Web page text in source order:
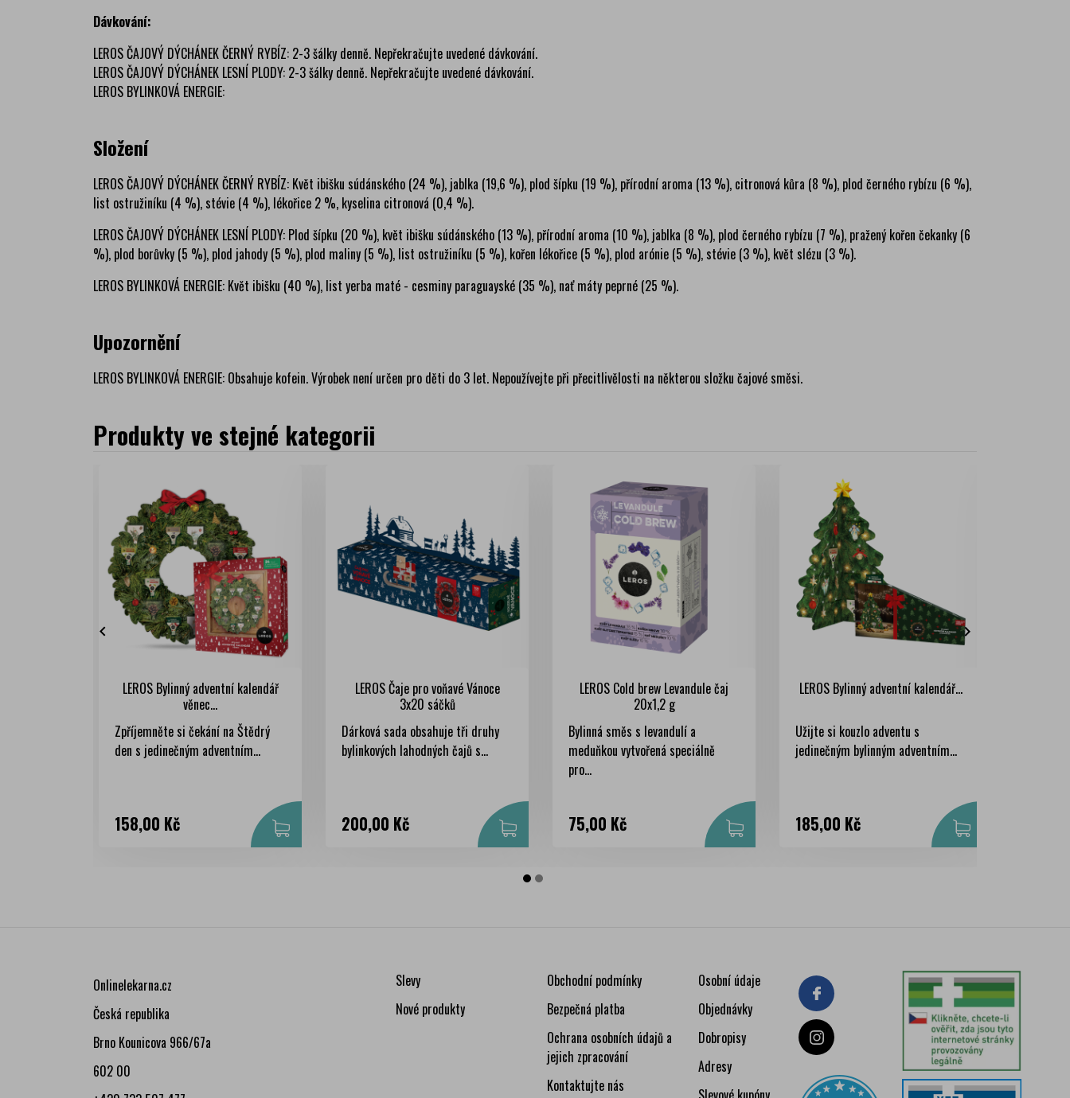
Dávkování:
LEROS ČAJOVÝ DÝCHÁNEK ČERNÝ RYBÍZ: 2-3 šálky denně. Nepřekračujte uvedené dávkování.
LEROS ČAJOVÝ DÝCHÁNEK LESNÍ PLODY: 2-3 šálky denně. Nepřekračujte uvedené dávkování.
LEROS BYLINKOVÁ ENERGIE:
Složení
LEROS ČAJOVÝ DÝCHÁNEK ČERNÝ RYBÍZ: Květ ibišku súdánského (24 %), jablka (19,6 %), plod šípku (19 %), přírodní aroma (13 %), citronová kůra (8 %), plod černého rybízu (6 %),
list ostružiníku (4 %), stévie (4 %), lékořice 2 %, kyselina citronová (0,4 %).
LEROS ČAJOVÝ DÝCHÁNEK LESNÍ PLODY: Plod šípku (20 %), květ ibišku súdánského (13 %), přírodní aroma (10 %), jablka (8 %), plod černého rybízu (7 %), pražený kořen čekanky (6
%), plod borůvky (5 %), plod jahody (5 %), plod maliny (5 %), list ostružiníku (5 %), kořen lékořice (5 %), plod arónie (5 %), stévie (3 %), květ slézu (3 %).
LEROS BYLINKOVÁ ENERGIE: Květ ibišku (40 %), list yerba maté - cesminy paraguayské (35 %), nať máty peprné (25 %).
Upozornění
LEROS BYLINKOVÁ ENERGIE: Obsahuje kofein. Výrobek není určen pro děti do 3 let. Nepoužívejte při přecitlivělosti na některou složku čajové směsi.
Produkty ve stejné kategorii
LEROS Bylinný adventní kalendář
věnec...
Zpříjemněte si čekání na Štědrý
den s jedinečným adventním...
Cena
158,00 Kč
LEROS Čaje pro voňavé Vánoce
3x20 sáčků
Dárková sada obsahuje tři druhy
bylinkových lahodných čajů s...
Cena
200,00 Kč
LEROS Cold brew Levandule čaj
20x1,2 g
Bylinná směs s levandulí a
meduňkou vytvořená speciálně
pro...
Cena
75,00 Kč
LEROS Bylinný adventní kalendář...
Užijte si kouzlo adventu s
jedinečným bylinným adventním...
Cena
185,00 Kč
 
Onlinelekarna.cz
Česká republika
Brno Kounicova 966/67a
602 00
Slevy
Nové produkty
Obchodní podmínky
Bezpečná platba
Ochrana osobních údajů a
jejich zpracování
Kontaktujte nás
Osobní údaje
Objednávky
Dobropisy
Adresy